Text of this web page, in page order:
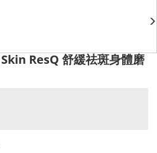
ResQ 舒緩祛斑身體磨